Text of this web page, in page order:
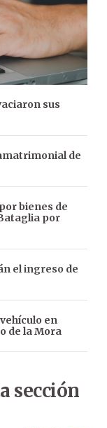
sus
de
bienes de
por
el ingreso de
en
de la Mora
sección